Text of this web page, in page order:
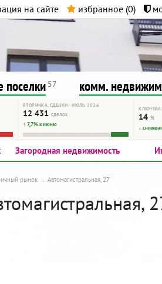
на сайте избранное (0)
поселки 57 комм.
ВТОРИЧКА, СДЕЛКИ · ИЮЛЬ 2026
12 431 сделок
↑ 7,7% к июню
14%
↓
Загородная недвижимость
рынок Автомагистральная, 27